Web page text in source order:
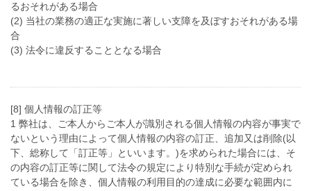
るおそれがある場合
(2) 当社の業務の適正な実施に著しい支障を及ぼすおそれがある場
合
(3) 法令に違反することとなる場合
[8] 個人情報の訂正等
1 弊社は、ご本人からご本人が識別される個人情報の内容が事実で
ないという理由によって個人情報の内容の訂正、追加又は削除(以
下、総称して「訂正等」といいます。)を求められた場合には、そ
の内容の訂正等に関して法令の規定により特別な手続が定められ
ている場合を除き、個人情報の利用目的の達成に必要な範囲内に